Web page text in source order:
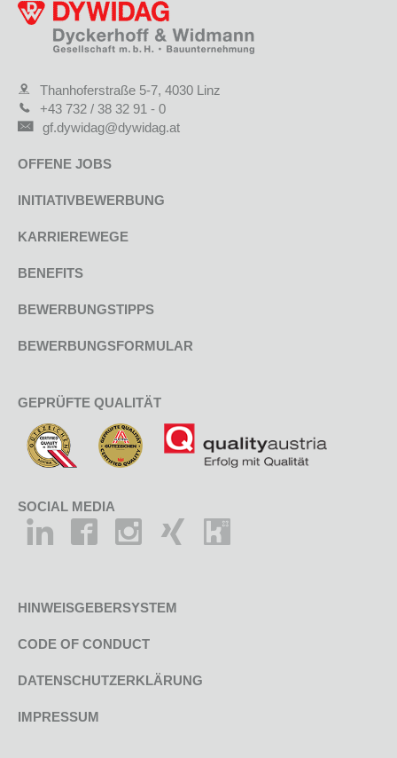
Thanhoferstraße 5-7, 4030 Linz
+43 732 / 38 32 91 - 0
gf.dywidag@dywidag.at
OFFENE JOBS
INITIATIVBEWERBUNG
KARRIEREWEGE
BENEFITS
BEWERBUNGSTIPPS
BEWERBUNGSFORMULAR
GEPRÜFTE QUALITÄT
SOCIAL MEDIA
HINWEISGEBERSYSTEM
CODE OF CONDUCT
DATENSCHUTZERKLÄRUNG
IMPRESSUM